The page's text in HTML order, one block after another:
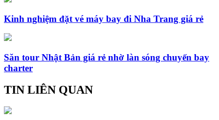
Kinh nghiệm đặt vé máy bay đi Nha Trang giá rẻ
Săn tour Nhật Bản giá rẻ nhờ làn sóng chuyến bay
charter
TIN LIÊN QUAN